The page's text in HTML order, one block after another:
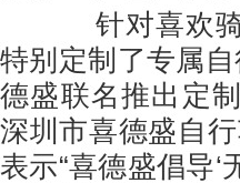
针对喜欢骑
特别定制了专属
德盛联名推出定
深圳市喜德盛自
表示“喜德盛倡导‘